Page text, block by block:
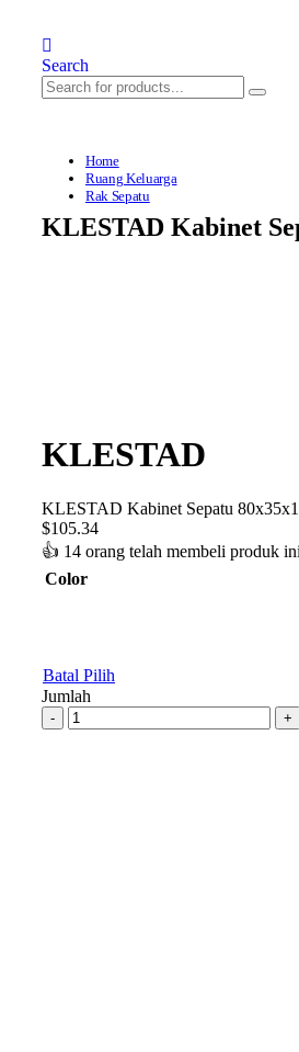
Search
Home
Ruang Keluarga
Rak Sepatu
KLESTAD Kabinet
KLESTAD
KLESTAD Kabinet Sepatu
$105.34
👍 14 orang telah membeli produk ini
Color
Batal Pilih
Jumlah
- +